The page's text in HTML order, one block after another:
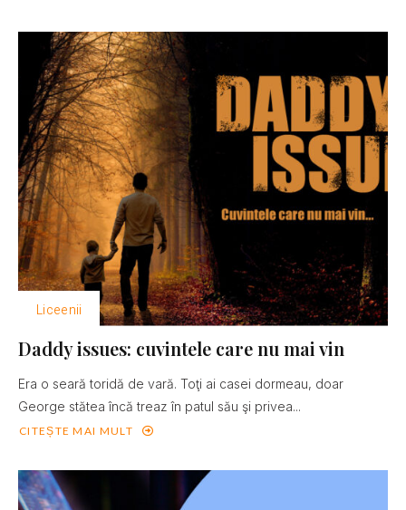
Liceenii
Daddy issues: cuvintele care nu mai vin
Era o seară toridă de vară. Toţi ai casei dormeau, doar
George stătea încă treaz în patul său şi privea...
CITEȘTE MAI MULT